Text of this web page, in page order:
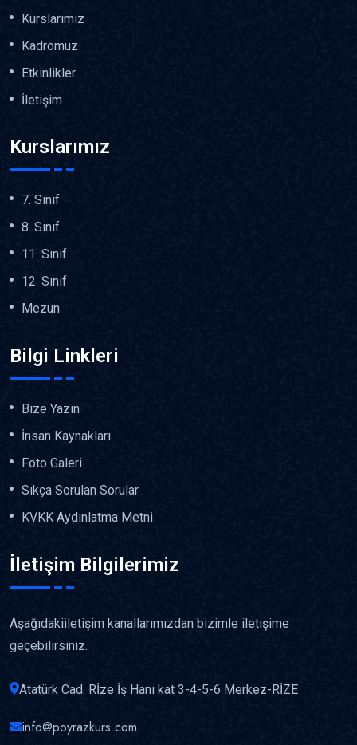
Kurslarımız
Kadromuz
Etkinlikler
İletişim
Kurslarımız
7. Sınıf
8. Sınıf
11. Sınıf
12. Sınıf
Mezun
Bilgi Linkleri
Bize Yazın
İnsan Kaynakları
Foto Galeri
Sıkça Sorulan Sorular
KVKK Aydınlatma Metni
İletişim Bilgilerimiz
Aşağıdakiiletişim kanallarımızdan bizimle iletişime
geçebilirsiniz.
Atatürk Cad. Rİze İş Hanı kat 3-4-5-6 Merkez-RİZE
info@poyrazkurs.com